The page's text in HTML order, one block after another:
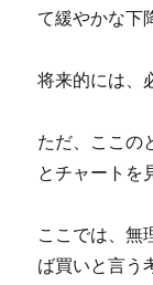
て緩やかな下
将来的には、
ただ、ここの
とチャートを
ここでは、無
ば買いと言う